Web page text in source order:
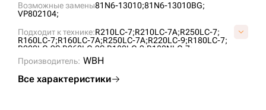
Возможные замены81N6-13010;81N6-13010BG;
VP802104;
Подходит к технике:R210LC-7;R210LC-7A;R250LC-7;
R160LC-7;R160LC-7A;R250LC-7A;R220LC-9;R180LC-7;
R220LC-9S;R260LC-9S;R180LC-9;R180NLC-7;
Производитель: WBH
Все характеристики